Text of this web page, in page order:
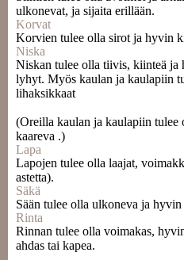
ulkonevat, ja sijaita erillään.
Korvat
Korvien tulee olla sirot ja hyvin
Niska
Niskan tulee olla tiivis, kiinteä ja
lyhyt. Myös kaulan ja kaulapiin
lihaksikkaat
(Oreilla kaulan ja kaulapiin tulee
kaareva .)
Lapa
Lapojen tulee olla laajat,
astetta).
Säkä
Sään tulee olla ulkoneva ja
Rinta
Rinnan tulee olla voimakas,
ahdas tai kapea.